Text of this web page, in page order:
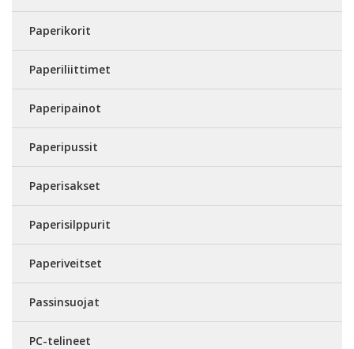
Paperikorit
Paperiliittimet
Paperipainot
Paperipussit
Paperisakset
Paperisilppurit
Paperiveitset
Passinsuojat
PC-telineet